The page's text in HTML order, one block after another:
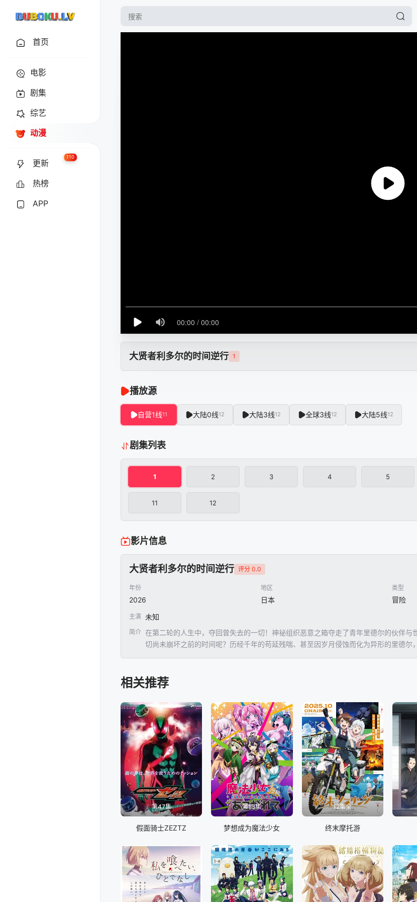
首页
电影
剧集
综艺
动漫
更新
110
热榜
APP
大贤者利多尔的时间逆行 1
播放源
自营1线11 大陆0线12 大陆3线12 全球3线12 大陆5线12
剧集列表
1 2 3 4 5
11 12
影片信息
大贤者利多尔的时间逆行 评分 0.0
年份
2026
地区
日本
类型
冒险
主演 未知
简介 在第二轮的人生中，夺回曾失去的一切！神祕组织恶意之箱夺走了青年里德尔的伙伴
切尚未崩坏之前的时间呢？历经千年的苟延残喘、甚至因岁月侵蚀而化为异形的里德
相关推荐
第47集
假面骑士ZEZTZ
第13集
梦想成为魔法少女
12集全
终末摩托游